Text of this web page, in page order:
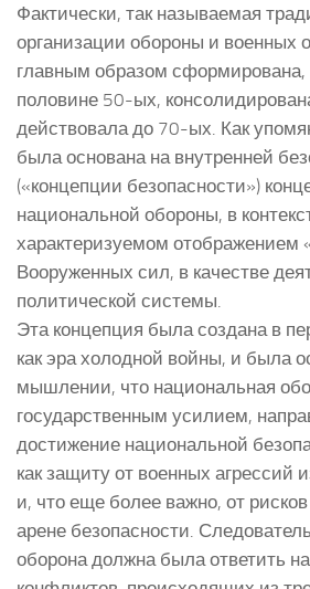
Фактически, так называемая
организации обороны и военных
главным образом сформирована,
половине 50-ых,
действовала до 70-ых. Как
была основана на внутренней
(«концепции безопасности»)
национальной обороны, в
характеризуемом отображением
Вооруженных сил, в качестве
политической системы.
Эта концепция была создана в
как эра холодной войны, и была
мышлении, что национальная
государственным усилием,
достижение национальной
как защиту от военных агрессий
и, что еще более важно, от
арене безопасности.
оборона должна была ответить